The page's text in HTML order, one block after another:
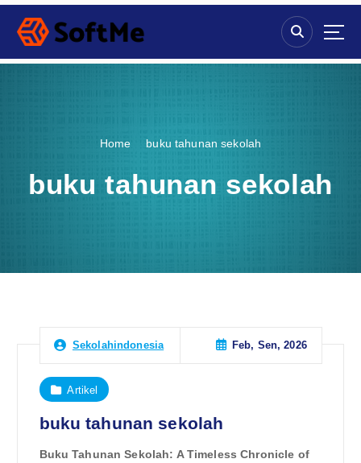
S
p
Home buku tahunan sekolah
buku tahunan sekolah
Sekolahindonesia Feb, Sen, 2026
Artikel
buku tahunan sekolah
Buku Tahunan Sekolah: A Timeless Chronicle of